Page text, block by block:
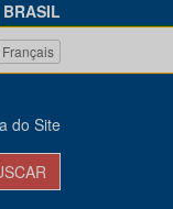
BRASIL
Français
do Site